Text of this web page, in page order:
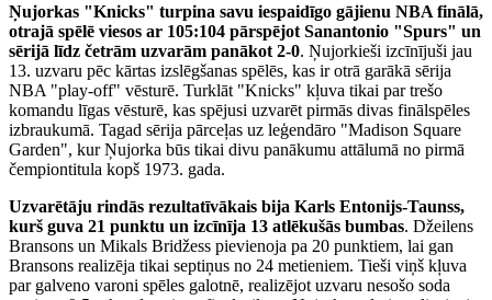
Ņujorkas "Knicks" turpina savu iespaidīgo gājienu NBA finālā,
otrajā spēlē viesos ar 105:104 pārspējot Sanantonio "Spurs" un
sērijā līdz četrām uzvarām panākot 2-0. Ņujorkieši izcīnījuši jau
13. uzvaru pēc kārtas izslēgšanas spēlēs, kas ir otrā garākā sērija
NBA "play-off" vēsturē. Turklāt "Knicks" kļuva tikai par trešo
komandu līgas vēsturē, kas spējusi uzvarēt pirmās divas finālspēles
izbraukumā. Tagad sērija pārceļas uz leģendāro "Madison Square
Garden", kur Ņujorka būs tikai divu panākumu attālumā no pirmā
čempiontitula kopš 1973. gada.
Uzvarētāju rindās rezultatīvākais bija Karls Entonijs-Taunss,
kurš guva 21 punktu un izcīnīja 13 atlēkušās bumbas. Džeilens
Bransons un Mikals Bridžess pievienoja pa 20 punktiem, lai gan
Bransons realizēja tikai septiņus no 24 metieniem. Tieši viņš kļuva
par galveno varoni spēles galotnē, realizējot uzvaru nesošo soda